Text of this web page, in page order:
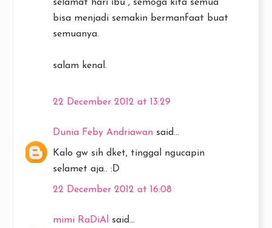
selamat hari ibu , semoga kita semua
bisa menjadi semakin bermanfaat buat
semuanya.
salam kenal.
22 December 2012 at 13:29
Dunia Feby Andriawan said...
Kalo gw sih dket, tinggal ngucapin
selamet aja.. :D
22 December 2012 at 16:08
mimi RaDiAl said...